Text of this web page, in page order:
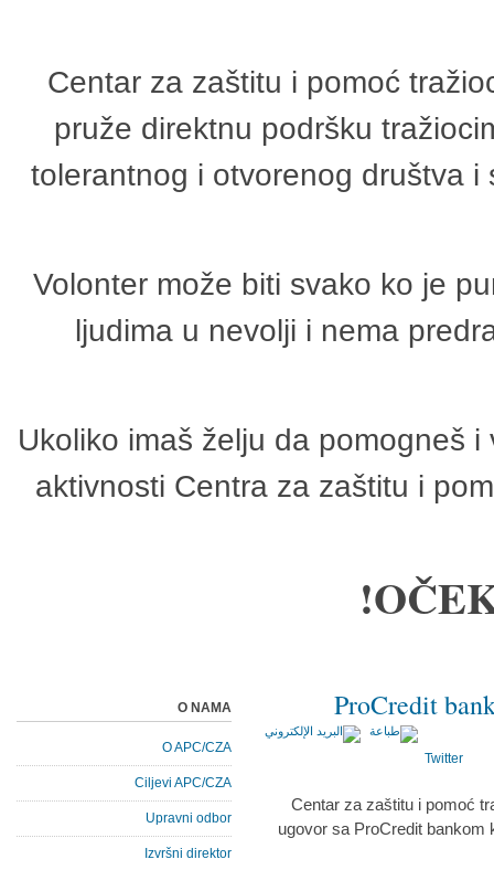
Centar za zaštitu i pomoć
pruže direktnu podršku
tolerantnog i otvorenog društva
Volonter može biti svako ko je
ljudima u nevolji i nema
Ukoliko imaš želju da pomogneš
aktivnosti Centra za zaštitu i
ProCredit
Twitter
Centar za zaštitu i pomoć
ugovor sa ProCredit bankom
O NAMA
O APC/CZA
Ciljevi APC/CZA
Upravni odbor
Izvršni direktor